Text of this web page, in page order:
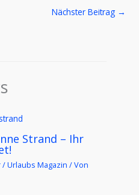
Nächster Beitrag →
Strand – Ihr
/Urlaubs Magazin / Von